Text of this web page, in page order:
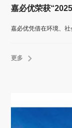
嘉必优荣获
更多